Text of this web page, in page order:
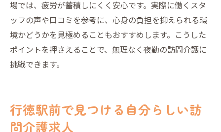
場では、疲労が蓄積しにくく安心です。実際に働くスタ
ッフの声や口コミを参考に、心身の負担を抑えられる環
境かどうかを見極めることもおすすめします。こうした
ポイントを押さえることで、無理なく夜勤の訪問介護に
挑戦できます。
行徳駅前で見つける自分らしい訪
問介護求人